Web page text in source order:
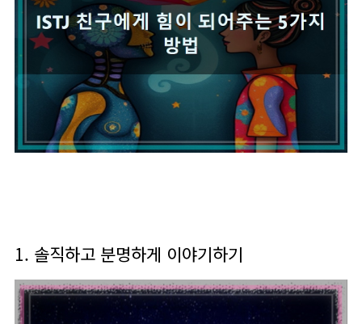
1. 솔직하고 분명하게 이야기하기